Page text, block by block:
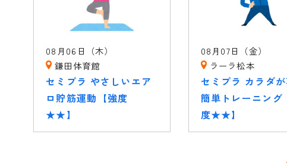
08月06日（木）
鎌田体育館
セミプラ やさしいエア
ロ貯筋運動【強度
★★】
08月07日（金）
ラーラ松本
セミプラ カラダ
簡単トレーニング
度★★】